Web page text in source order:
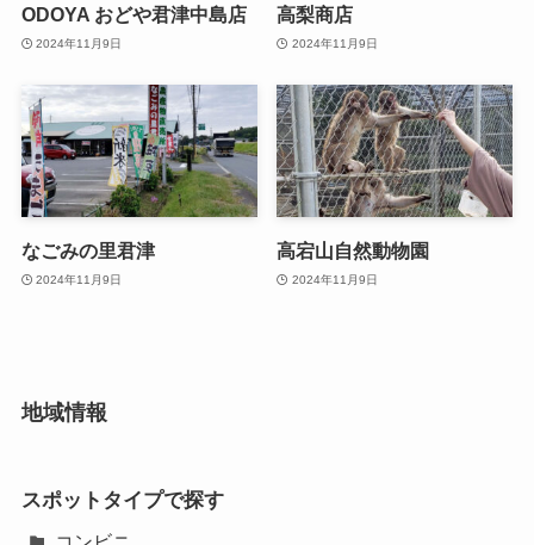
ODOYA おどや君津中島店
2024年11月9日
高梨商店
2024年11月9日
なごみの里君津
2024年11月9日
高宕山自然動物園
2024年11月9日
地域情報
スポットタイプで探す